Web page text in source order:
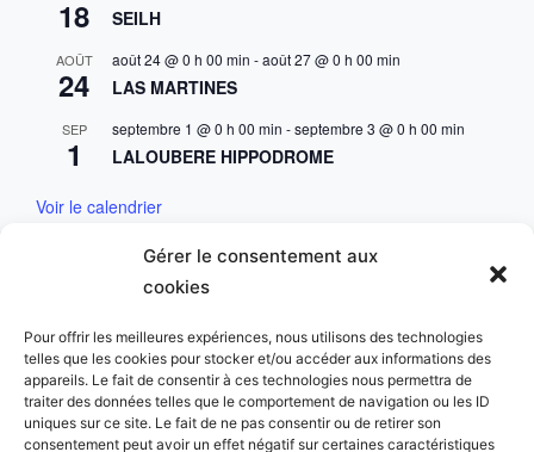
Gérer le consentement aux
cookies
Pour offrir les meilleures expériences, nous utilisons des technologies
telles que les cookies pour stocker et/ou accéder aux informations des
appareils. Le fait de consentir à ces technologies nous permettra de
traiter des données telles que le comportement de navigation ou les ID
uniques sur ce site. Le fait de ne pas consentir ou de retirer son
consentement peut avoir un effet négatif sur certaines caractéristiques
18 SEILH
AOÛT
24
août 24 @ 0 h 00 min -août 27 @ 0 h 00 min
LAS MARTINES
SEP
1
septembre 1 @ 0 h 00 min -septembre 3 @ 0 h 00 min
LALOUBERE HIPPODROME
Voir le calendrier
Mentions & Conditions
Charte des données personnelles